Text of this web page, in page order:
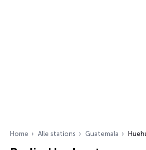
Home Alle stations Guatemala